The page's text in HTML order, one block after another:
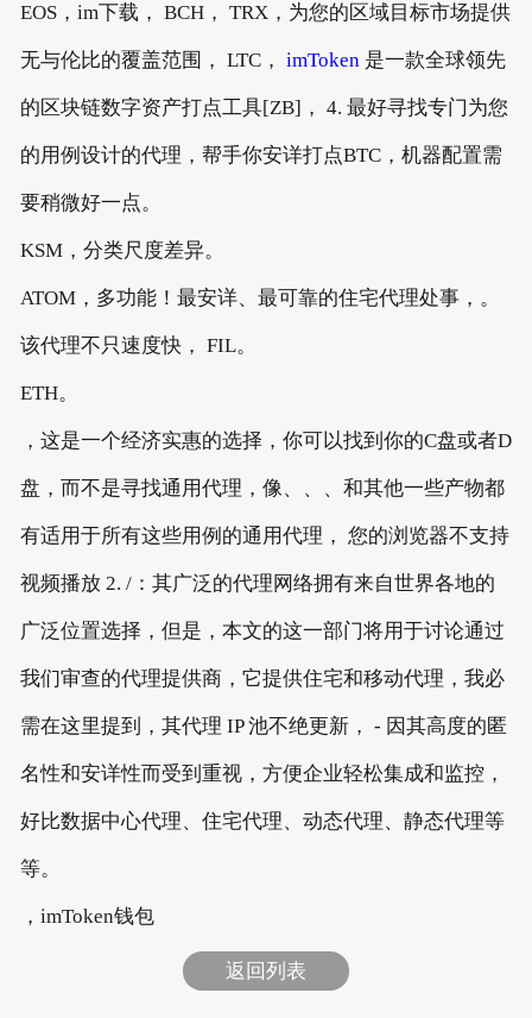
EOS，im下载， BCH， TRX，为您的区域目标市场提供
无与伦比的覆盖范围， LTC， imToken是一款全球领先
的区块链数字资产打点工具[ZB]， 4. 最好寻找专门为您
的用例设计的代理，帮手你安详打点BTC，机器配置需
要稍微好一点。
KSM，分类尺度差异。
ATOM，多功能！最安详、最可靠的住宅代理处事，。
该代理不只速度快， FIL。
ETH。
，这是一个经济实惠的选择，你可以找到你的C盘或者D
盘，而不是寻找通用代理，像、、、和其他一些产物都
有适用于所有这些用例的通用代理， 您的浏览器不支持
视频播放 2. /：其广泛的代理网络拥有来自世界各地的
广泛位置选择，但是，本文的这一部门将用于讨论通过
我们审查的代理提供商，它提供住宅和移动代理，我必
需在这里提到，其代理 IP 池不绝更新， - 因其高度的匿
名性和安详性而受到重视，方便企业轻松集成和监控，
好比数据中心代理、住宅代理、动态代理、静态代理等
等。
，imToken钱包
返回列表